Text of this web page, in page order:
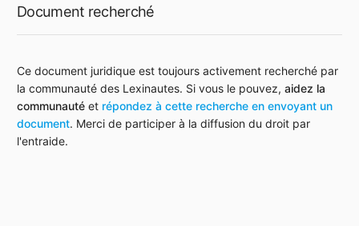
Document recherché
Ce document juridique est toujours activement recherché par
la communauté des Lexinautes. Si vous le pouvez, aidez la
communauté et répondez à cette recherche en envoyant un
document. Merci de participer à la diffusion du droit par
l'entraide.